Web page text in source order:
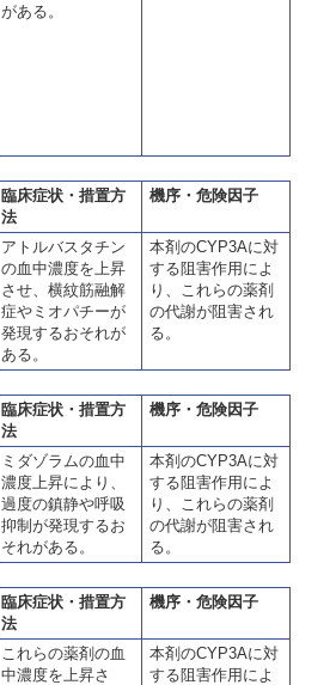
がある。
臨床症状・措置方
法
機序・危険因子
アトルバスタチン
の血中濃度を上昇
させ、横紋筋融解
症やミオパチーが
発現するおそれが
ある。
本剤のCYP3Aに対
する阻害作用によ
り、これらの薬剤
の代謝が阻害され
る。
臨床症状・措置方
法
機序・危険因子
ミダゾラムの血中
濃度上昇により、
過度の鎮静や呼吸
抑制が発現するお
それがある。
本剤のCYP3Aに対
する阻害作用によ
り、これらの薬剤
の代謝が阻害され
る。
臨床症状・措置方
法
機序・危険因子
これらの薬剤の血
中濃度を上昇さ
本剤のCYP3Aに対
する阻害作用によ